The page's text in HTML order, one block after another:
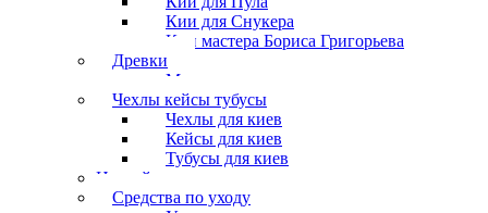
Кии для Снукера
Кии мастера Бориса Григорьева
Древки
Мосты для киев
Чехлы кейсы тубусы
Чехлы для киев
Кейсы для киев
Тубусы для киев
Наклейки
Средства по уходу